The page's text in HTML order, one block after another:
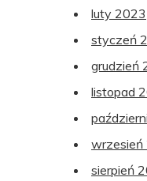
luty 2023
styczeń
grudzień
listopad
wrzesień
sierpień